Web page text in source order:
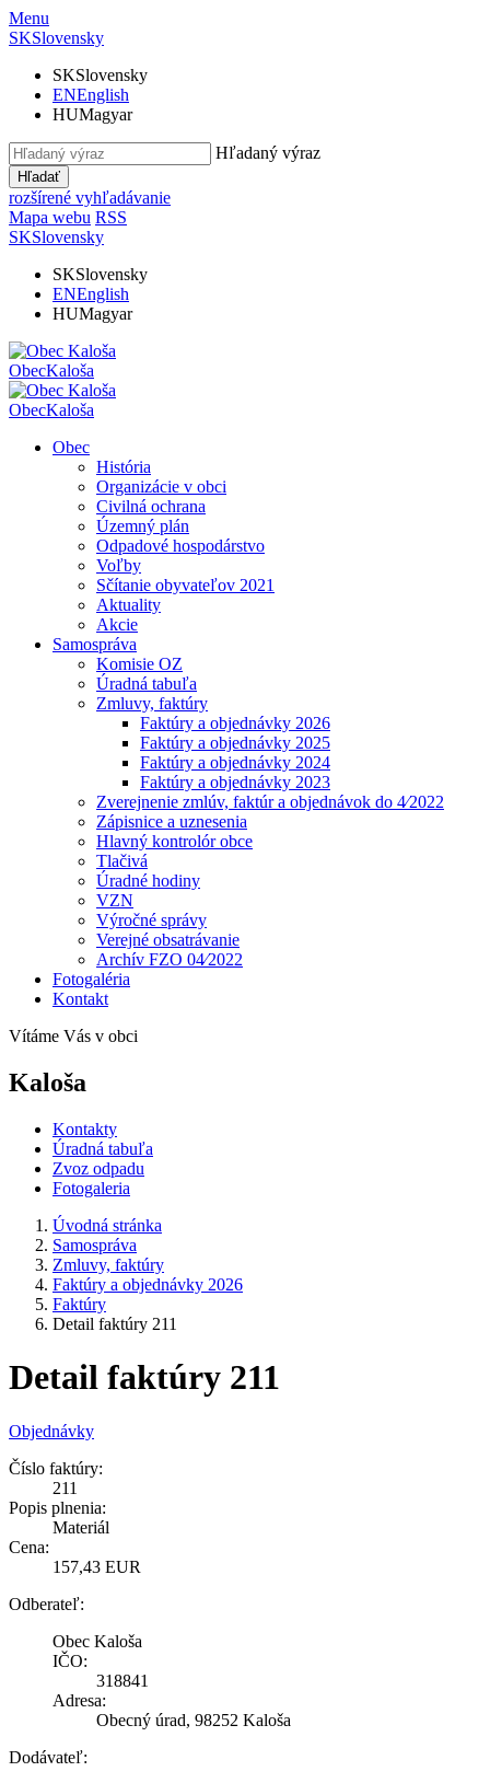
Menu
SKSlovensky
SKSlovensky
ENEnglish
HUMagyar
Hľadaný výraz
Hľadať
rozšírené vyhľadávanie
Mapa webu RSS
SKSlovensky
SKSlovensky
ENEnglish
HUMagyar
ObecKaloša
ObecKaloša
Obec
História
Organizácie v obci
Civilná ochrana
Územný plán
Odpadové hospodárstvo
Voľby
Sčítanie obyvateľov 2021
Aktuality
Akcie
Samospráva
Komisie OZ
Úradná tabuľa
Zmluvy, faktúry
Faktúry a objednávky 2026
Faktúry a objednávky 2025
Faktúry a objednávky 2024
Faktúry a objednávky 2023
Zverejnenie zmlúv, faktúr a objednávok do 4⁄2022
Zápisnice a uznesenia
Hlavný kontrolór obce
Tlačivá
Úradné hodiny
VZN
Výročné správy
Verejné obsatrávanie
Archív FZO 04⁄2022
Fotogaléria
Kontakt
Vítáme Vás v obci
Kaloša
Kontakty
Úradná tabuľa
Zvoz odpadu
Fotogaleria
Úvodná stránka
Samospráva
Zmluvy, faktúry
Faktúry a objednávky 2026
Faktúry
Detail faktúry 211
Detail faktúry 211
Objednávky
Číslo faktúry:
211
Popis plnenia:
Materiál
Cena:
157,43 EUR
Odberateľ:
Obec Kaloša
IČO:
318841
Adresa:
Obecný úrad, 98252 Kaloša
Dodávateľ: